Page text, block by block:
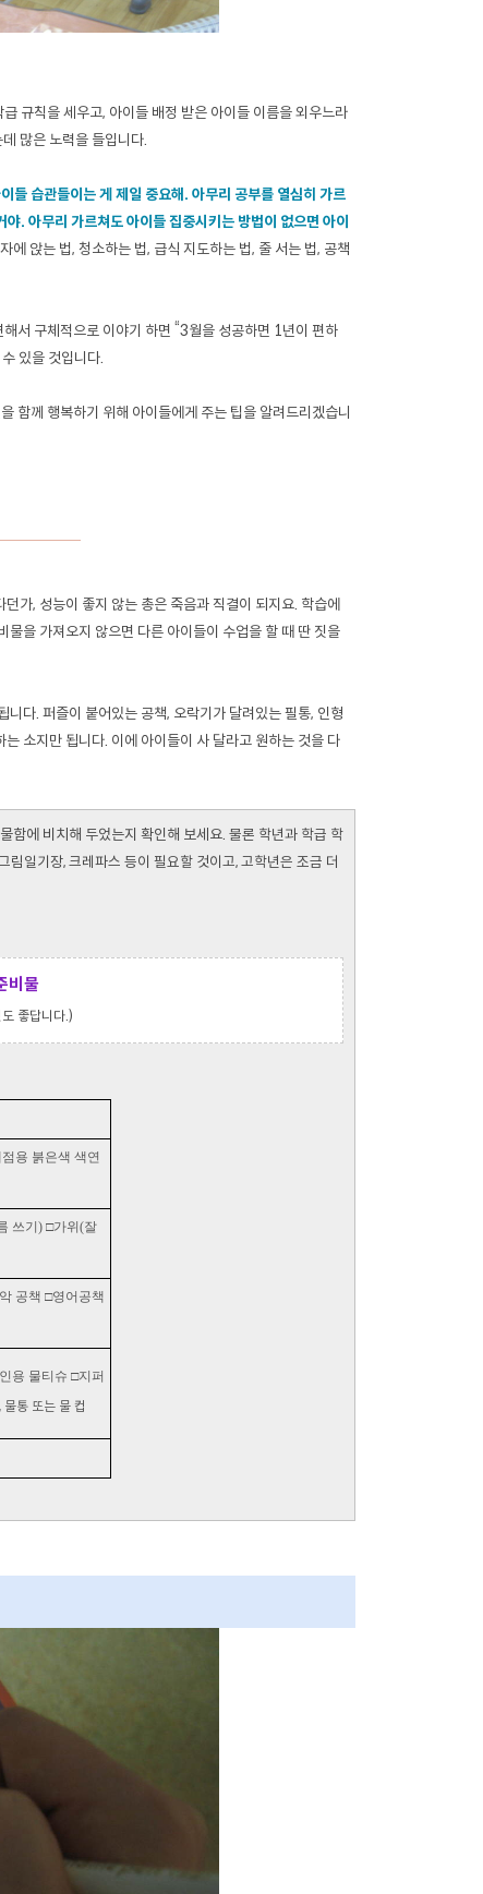
규칙을 세우고, 아이들 배정 받은 아이들 이름을 외우느라
많은 노력을 들입니다.
들 습관들이는 게 제일 중요해. 아무리 공부를 열심히 가르
. 아무리 가르쳐도 아이들 집중시키는 방법이 없으면 아이
에 앉는 법, 청소하는 법, 급식 지도하는 법, 줄 서는 법, 공책
서 구체적으로 이야기 하면 “3월을 성공하면 1년이 편하
있을 것입니다.
함께 행복하기 위해 아이들에게 주는 팁을 알려드리겠습니
가, 성능이 좋지 않는 총은 죽음과 직결이 되지요. 학습에
을 가져오지 않으면 다른 아이들이 수업을 할 때 딴 짓을
다. 퍼즐이 붙어있는 공책, 오락기가 달려있는 필통, 인형
소지만 됩니다. 이에 아이들이 사 달라고 원하는 것을 다
함에 비치해 두었는지 확인해 보세요. 물론 학년과 학급 학
림일기장, 크레파스 등이 필요할 것이고, 고학년은 조금 더
비물
좋답니다.)
용 붉은색 색연
쓰기) □가위(잘
공책 □영어공책
용 물티슈 □지퍼
통 또는 물 컵